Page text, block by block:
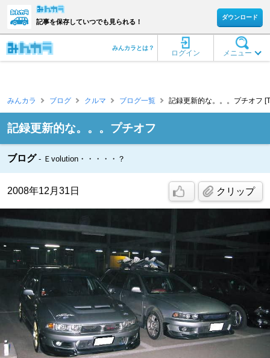
記事を保存していつでも見られる！
ダウンロード
メニュー
ログイン
みんカラとは？
みんカラ ブログ クルマ ブログ一覧 記録更新的な。。。プチオフ
記録更新的な。。。プチオフ
ブログ Ｅvolution・・・・・？
2008年12月31日 クリップ